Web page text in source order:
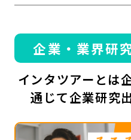
企業・業界研
インタツアーとは
通じて企業研究